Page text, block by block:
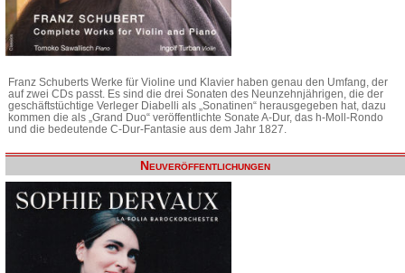
Franz Schuberts Werke für Violine und Klavier haben genau den Umfang, der
auf zwei CDs passt. Es sind die drei Sonaten des Neunzehnjährigen, die der
geschäftstüchtige Verleger Diabelli als „Sonatinen“ herausgegeben hat, dazu
kommen die als „Grand Duo“ veröffentlichte Sonate A-Dur, das h-Moll-Rondo
und die bedeutende C-Dur-Fantasie aus dem Jahr 1827.
Neuveröffentlichungen